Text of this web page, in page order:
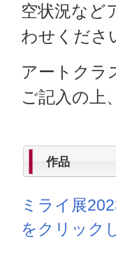
空状況など
わせくださ
アートクラ
ご記入の上
作品
ミライ展
をクリック